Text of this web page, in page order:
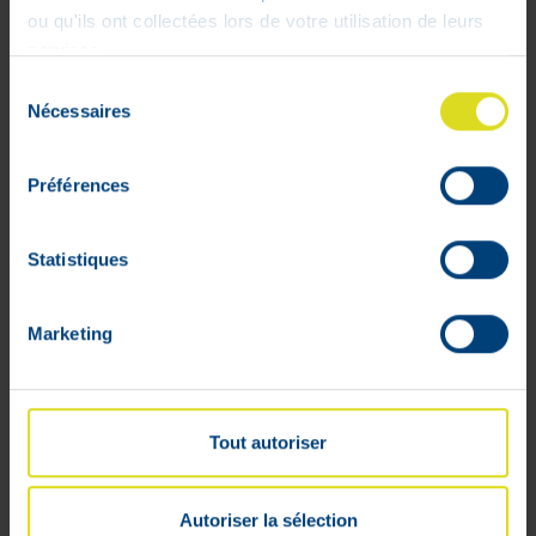
ou qu'ils ont collectées lors de votre utilisation de leurs
Nécessaires
Préférences
Statistiques
Marketing
Tout autoriser
Autoriser la sélection